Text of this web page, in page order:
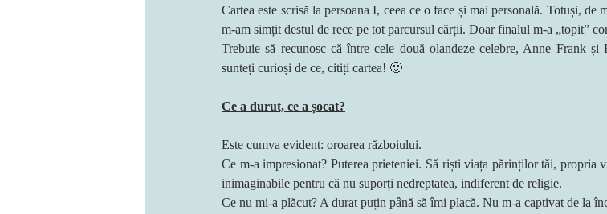
Cartea este scrisă la persoana I, ceea ce o face și mai personală. Totuși,
m-am simțit destul de rece pe tot parcursul cărții. Doar finalul m-a „topit”
Trebuie să recunosc că între cele două olandeze celebre, Anne Frank
sunteți curioși de ce, citiți cartea! 🙂
Ce a durut, ce a șocat?
Este cumva evident: oroarea războiului.
Ce m-a impresionat? Puterea prieteniei. Să riști viața părinților tăi, propria
inimaginabile pentru că nu suporți nedreptatea, indiferent de religie.
Ce nu mi-a plăcut? A durat puțin până să îmi placă. Nu m-a captivat de la